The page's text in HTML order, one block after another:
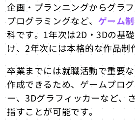
企画・プランニングからグラフ
プログラミングなど、 ゲーム
科です。1年次は2D・3Dの基
け、2年次には本格的な作品制
卒業までには就職活動で重要
作成できるため、ゲームプロ
ー、3Dグラフィッカーなど、
指すことが可能です。